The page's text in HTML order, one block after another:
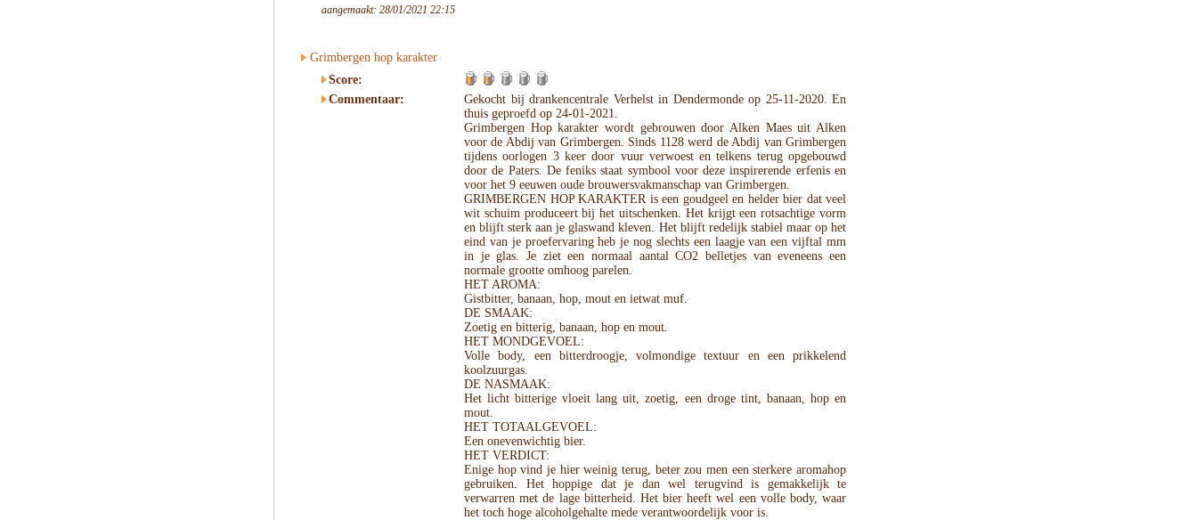
aangemaakt: 28/01/2021 22:15
Grimbergen hop karakter
Score:
Commentaar:
Gekocht bij drankencentrale Verhelst in Dendermonde op 25-11-2020. En
thuis geproefd op 24-01-2021.
Grimbergen Hop karakter wordt gebrouwen door Alken Maes uit Alken
voor de Abdij van Grimbergen. Sinds 1128 werd de Abdij van Grimbergen
tijdens oorlogen 3 keer door vuur verwoest en telkens terug opgebouwd
door de Paters. De feniks staat symbool voor deze inspirerende erfenis en
voor het 9 eeuwen oude brouwersvakmanschap van Grimbergen.
GRIMBERGEN HOP KARAKTER is een goudgeel en helder bier dat veel
wit schuim produceert bij het uitschenken. Het krijgt een rotsachtige vorm
en blijft sterk aan je glaswand kleven. Het blijft redelijk stabiel maar op het
eind van je proefervaring heb je nog slechts een laagje van een vijftal mm
in je glas. Je ziet een normaal aantal CO2 belletjes van eveneens een
normale grootte omhoog parelen.
HET AROMA:
Gistbitter, banaan, hop, mout en ietwat muf.
DE SMAAK:
Zoetig en bitterig, banaan, hop en mout.
HET MONDGEVOEL:
Volle body, een bitterdroogje, volmondige textuur en een prikkelend
koolzuurgas.
DE NASMAAK:
Het licht bitterige vloeit lang uit, zoetig, een droge tint, banaan, hop en
mout.
HET TOTAALGEVOEL:
Een onevenwichtig bier.
HET VERDICT:
Enige hop vind je hier weinig terug, beter zou men een sterkere aromahop
gebruiken. Het hoppige dat je dan wel terugvind is gemakkelijk te
verwarren met de lage bitterheid. Het bier heeft wel een volle body, waar
het toch hoge alcoholgehalte mede verantwoordelijk voor is.